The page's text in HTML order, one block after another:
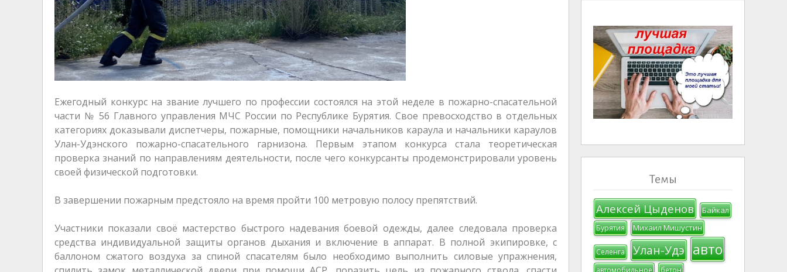
Ежегодный конкурс на звание лучшего по профессии состоялся на этой неделе в пожарно-спасательной
части № 56 Главного управления МЧС России по Республике Бурятия. Свое превосходство в отдельных
категориях доказывали диспетчеры, пожарные, помощники начальников караула и начальники караулов
Улан-Удэнского пожарно-спасательного гарнизона. Первым этапом конкурса стала теоретическая
проверка знаний по направлениям деятельности, после чего конкурсанты продемонстрировали уровень
своей физической подготовки.
В завершении пожарным предстояло на время пройти 100 метровую полосу препятствий.
Участники показали своё мастерство быстрого надевания боевой одежды, далее следовала проверка
средства индивидуальной защиты органов дыхания и включение в аппарат. В полной экипировке, с
баллоном сжатого воздуха за спиной спасателям было необходимо выполнить силовые упражнения,
Темы
Алексей Цыденов Байкал
Бурятия Михаил Мишустин
Селенга Улан-Удэ авто
автомобильное бетон